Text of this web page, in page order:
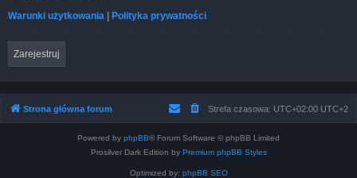
Warunki użytkowania | Polityka prywatności
Zarejestruj
Strona główna forum Strefa czasowa: UTC+02:00 UTC+2
Powered by phpBB® Forum Software © phpBB Limited
Prosilver Dark Edition by Premium phpBB Styles
Optimized by: phpBB SEO